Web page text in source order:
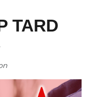
TARD